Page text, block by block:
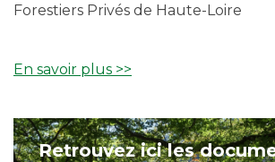
Forestiers Privés de Haute-Loire
En savoir plus >>
Retrouvez ici les